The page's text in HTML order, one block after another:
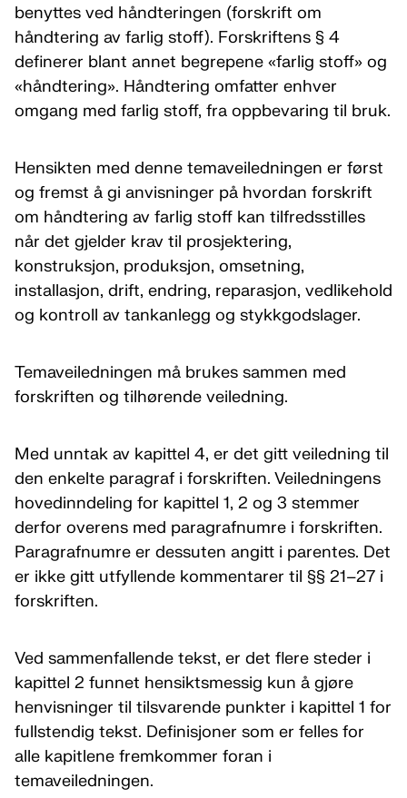
benyttes ved håndteringen (forskrift om
håndtering av farlig stoff). Forskriftens § 4
definerer blant annet begrepene «farlig stoff» og
«håndtering». Håndtering omfatter enhver
omgang med farlig stoff, fra oppbevaring til bruk.
Hensikten med denne temaveiledningen er først
og fremst å gi anvisninger på hvordan forskrift
om håndtering av farlig stoff kan tilfredsstilles
når det gjelder krav til prosjektering,
konstruksjon, produksjon, omsetning,
installasjon, drift, endring, reparasjon, vedlikehold
og kontroll av tankanlegg og stykkgodslager.
Temaveiledningen må brukes sammen med
forskriften og tilhørende veiledning.
Med unntak av kapittel 4, er det gitt veiledning til
den enkelte paragraf i forskriften. Veiledningens
hovedinndeling for kapittel 1, 2 og 3 stemmer
derfor overens med paragrafnumre i forskriften.
Paragrafnumre er dessuten angitt i parentes. Det
er ikke gitt utfyllende kommentarer til §§ 21–27 i
forskriften.
Ved sammenfallende tekst, er det flere steder i
kapittel 2 funnet hensiktsmessig kun å gjøre
henvisninger til tilsvarende punkter i kapittel 1 for
fullstendig tekst. Definisjoner som er felles for
alle kapitlene fremkommer foran i
temaveiledningen.